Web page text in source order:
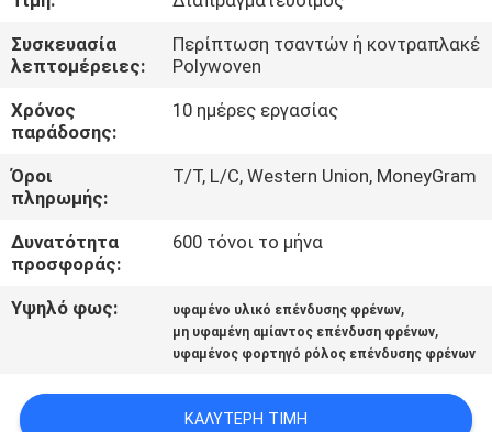
ΣΕ
ΕΠΑΦΉ
ΈΝΑ
ΑΠΌΣΠΑΣΜΑ
SITEMAP
POLICY
Συσκευασία
λεπτομέρειες:
Περίπτωση τσαντών ή κοντραπλακέ
Polywoven
Χρόνος
παράδοσης:
10 ημέρες εργασίας
Όροι
πληρωμής:
T/T, L/C, Western Union, MoneyGram
Δυνατότητα
προσφοράς:
600 τόνοι το μήνα
Υψηλό φως: υφαμένο υλικό επένδυσης φρένων,
μη υφαμένη αμίαντος επένδυση φρένων,
υφαμένος φορτηγό ρόλος επένδυσης φρένων
ΚΑΛΎΤΕΡΗ ΤΙΜΉ